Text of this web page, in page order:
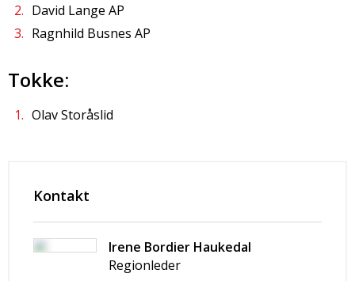
David Lange AP
Ragnhild Busnes AP
Tokke:
Olav Storåslid
Kontakt
Irene Bordier Haukedal
Regionleder